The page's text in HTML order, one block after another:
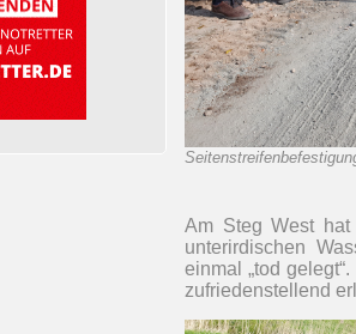
Am Steg West
unterirdischen
einmal „tod
zufriedenstellend